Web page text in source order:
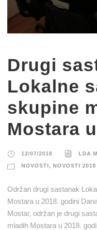
Drugi
Lokalne
skupine
Mostara
12/07/2018 LDA
NOVOSTI, NOVOSTI 2018
Održan drugi sastanak
Mostara u 2018. godini
Mostar, održan je drugi
mladih Mostara u 2018.